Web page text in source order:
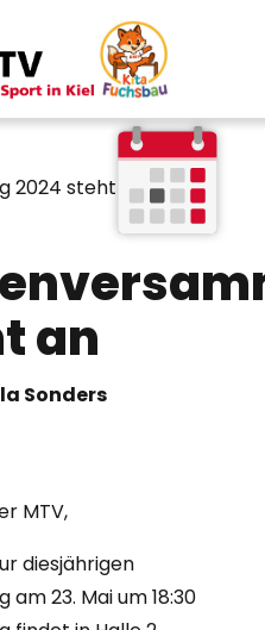
2024 steht an
an
Sonders
MTV,
diesjährigen
23. Mai um 18:30